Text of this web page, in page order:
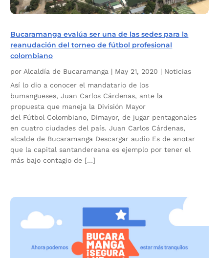
Bucaramanga evalúa ser una de las sedes para la
reanudación del torneo de fútbol profesional
colombiano
por Alcaldía de Bucaramanga | May 21, 2020 | Noticias
Así lo dio a conocer el mandatario de los
bumangueses, Juan Carlos Cárdenas, ante la
propuesta que maneja la División Mayor
del Fútbol Colombiano, Dimayor, de jugar pentagonales
en cuatro ciudades del país. Juan Carlos Cárdenas,
alcalde de Bucaramanga Descargar audio Es de anotar
que la capital santandereana es ejemplo por tener el
más bajo contagio de […]